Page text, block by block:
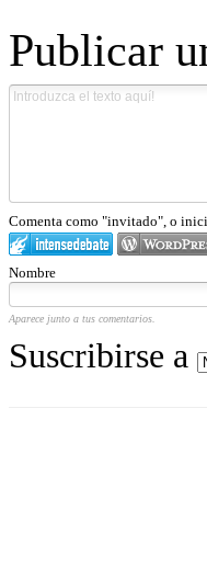
Publicar
Comenta como "invitado", o
Nombre
Aparece junto a tus comentarios.
Suscribirse a